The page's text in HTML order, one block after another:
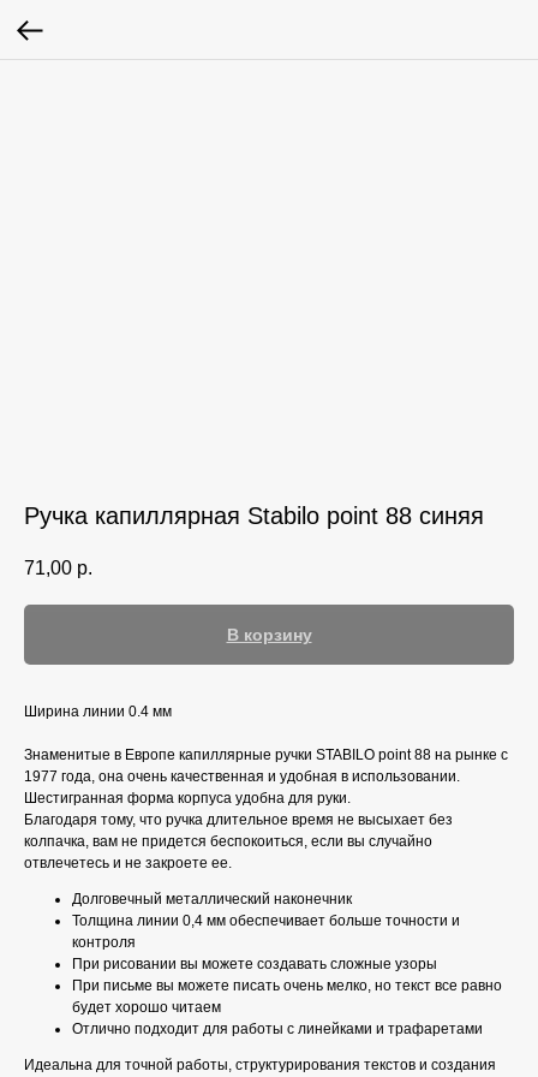
Ручка капиллярная Stabilo point 88 синяя
71,00 р.
В корзину
Ширина линии 0.4 мм
Знаменитые в Европе капиллярные ручки STABILO point 88 на рынке с
1977 года, она очень качественная и удобная в использовании.
Шестигранная форма корпуса удобна для руки.
Благодаря тому, что ручка длительное время не высыхает без
колпачка, вам не придется беспокоиться, если вы случайно
отвлечетесь и не закроете ее.
Долговечный металлический наконечник
Толщина линии 0,4 мм обеспечивает больше точности и
контроля
При рисовании вы можете создавать сложные узоры
При письме вы можете писать очень мелко, но текст все равно
будет хорошо читаем
Отлично подходит для работы с линейками и трафаретами
Идеальна для точной работы, структурирования текстов и создания